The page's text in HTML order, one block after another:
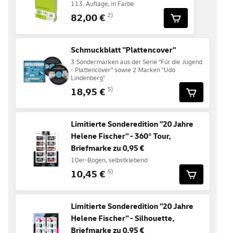
113. Auflage, in Farbe
82,00 € 2)
Schmuckblatt "Plattencover"
3 Sondermarken aus der Serie "Für die Jugend
- Plattencover" sowie 2 Marken "Udo
Lindenberg"
18,95 € 5)
Limitierte Sonderedition "20 Jahre
Helene Fischer" - 360° Tour,
Briefmarke zu 0,95 €
10er-Bogen, selbstklebend
10,45 € 5)
Limitierte Sonderedition "20 Jahre
Helene Fischer" - Silhouette,
Briefmarke zu 0,95 €